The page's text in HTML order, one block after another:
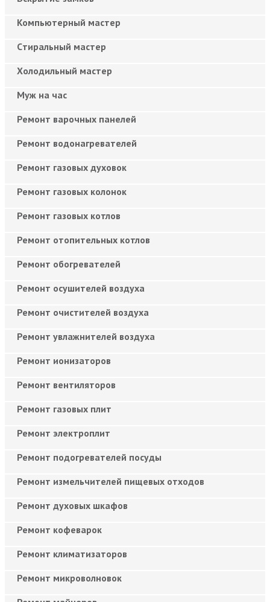
Компьютерный мастер
Cтиральный мастер
Холодильный мастер
Муж на час
Ремонт варочных панелей
Ремонт водонагревателей
Ремонт газовых духовок
Ремонт газовых колонок
Ремонт газовых котлов
Ремонт отопительных котлов
Ремонт обогревателей
Ремонт осушителей воздуха
Ремонт очистителей воздуха
Ремонт увлажнителей воздуха
Ремонт ионизаторов
Ремонт вентиляторов
Ремонт газовых плит
Ремонт электроплит
Ремонт подогревателей посуды
Ремонт измельчителей пищевых отходов
Ремонт духовых шкафов
Ремонт кофеварок
Ремонт климатизаторов
Ремонт микроволновок